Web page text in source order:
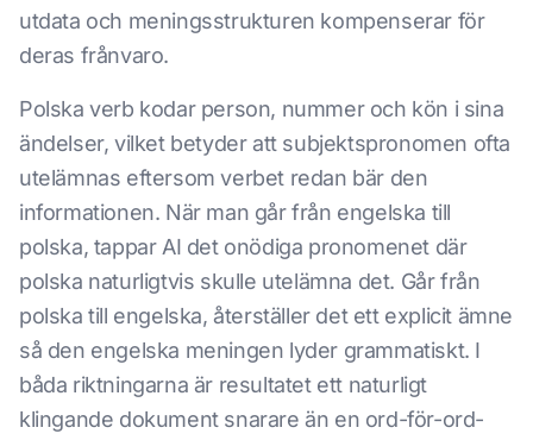
utdata och meningsstrukturen kompenserar för
deras frånvaro.
Polska verb kodar person, nummer och kön i sina
ändelser, vilket betyder att subjektspronomen ofta
utelämnas eftersom verbet redan bär den
informationen. När man går från engelska till
polska, tappar AI det onödiga pronomenet där
polska naturligtvis skulle utelämna det. Går från
polska till engelska, återställer det ett explicit ämne
så den engelska meningen lyder grammatiskt. I
båda riktningarna är resultatet ett naturligt
klingande dokument snarare än en ord-för-ord-